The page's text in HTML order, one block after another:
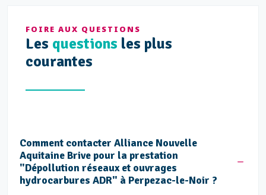
FOIRE AUX QUESTIONS
Les questions les plus
courantes
Comment contacter Alliance Nouvelle
Aquitaine Brive pour la prestation
"Dépollution réseaux et ouvrages
hydrocarbures ADR" à Perpezac-le-Noir ?